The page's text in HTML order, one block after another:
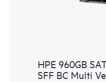
HPE 960GB
SFF BC Multi